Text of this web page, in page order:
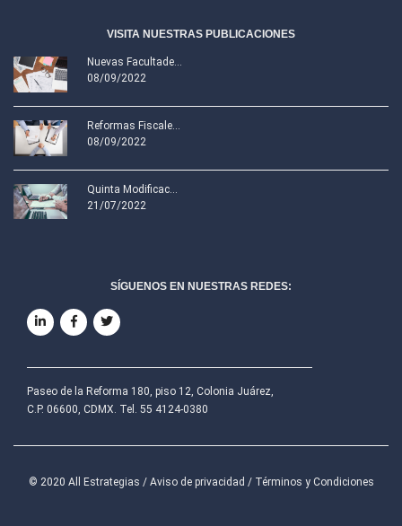
VISITA NUESTRAS PUBLICACIONES
Nuevas Facultade...
08/09/2022
Reformas Fiscale...
08/09/2022
Quinta Modificac...
21/07/2022
SÍGUENOS EN NUESTRAS REDES:
Paseo de la Reforma 180, piso 12, Colonia Juárez,
C.P. 06600, CDMX. Tel. 55 4124-0380
© 2020 All Estrategias / Aviso de privacidad / Términos y Condiciones